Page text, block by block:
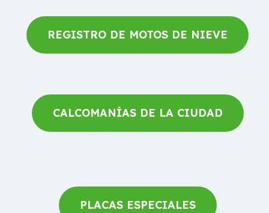
REGISTRO DE MOTOS DE NIEVE
CALCOMANÍAS DE LA CIUDAD
PLACAS ESPECIALES